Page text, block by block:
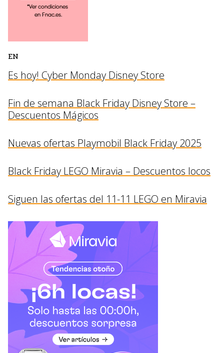
EN
Es hoy! Cyber Monday Disney Store
Fin de semana Black Friday Disney Store –
Descuentos Mágicos
Nuevas ofertas Playmobil Black Friday 2025
Black Friday LEGO Miravia – Descuentos locos
Siguen las ofertas del 11-11 LEGO en Miravia